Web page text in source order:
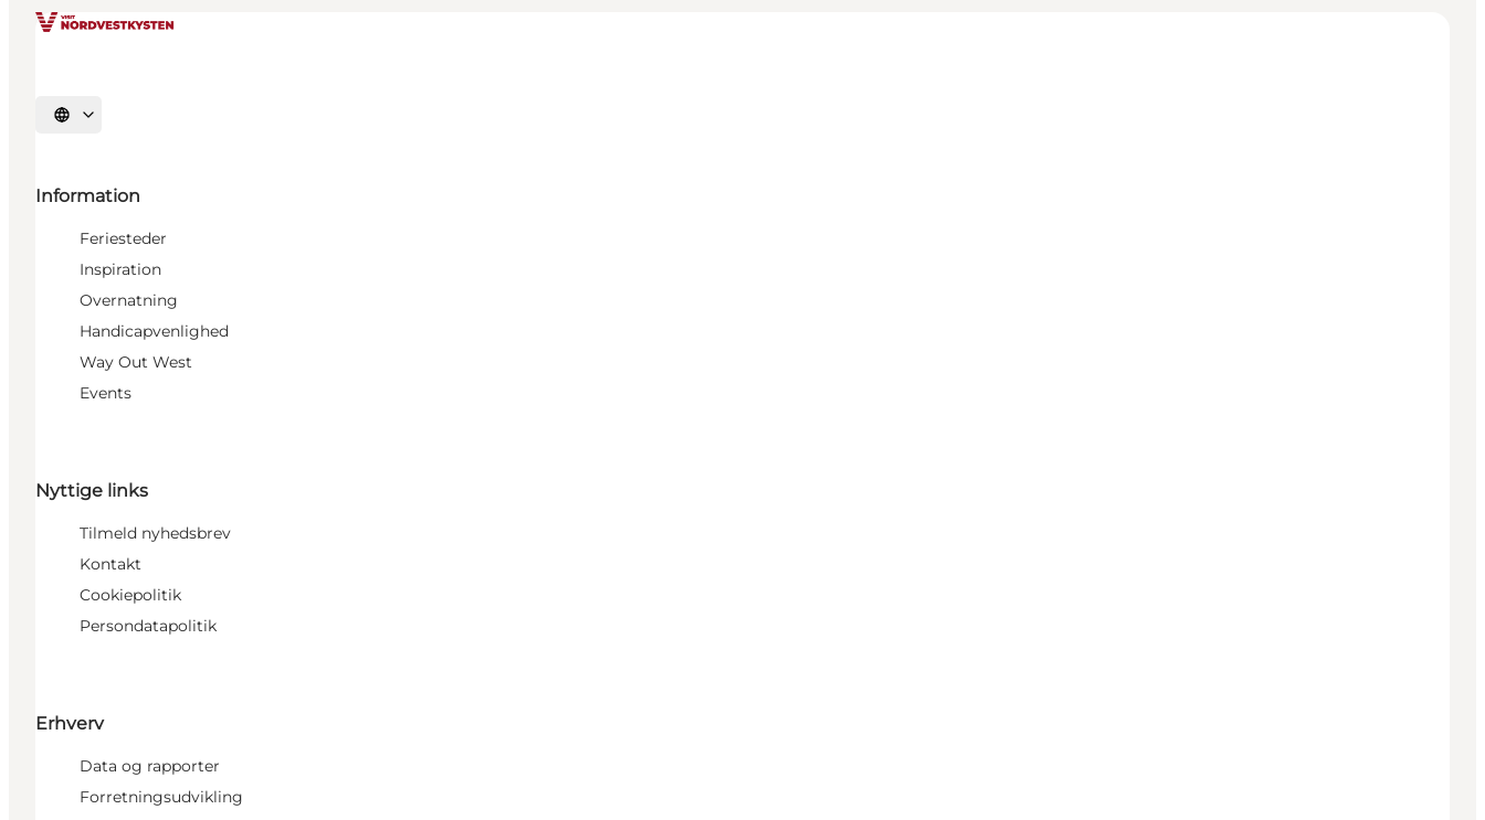
Vælg sprog
Information
Feriesteder
Inspiration
Overnatning
Handicapvenlighed
Way Out West
Events
Nyttige links
Tilmeld nyhedsbrev
Kontakt
Cookiepolitik
Persondatapolitik
Erhverv
Data og rapporter
Forretningsudvikling